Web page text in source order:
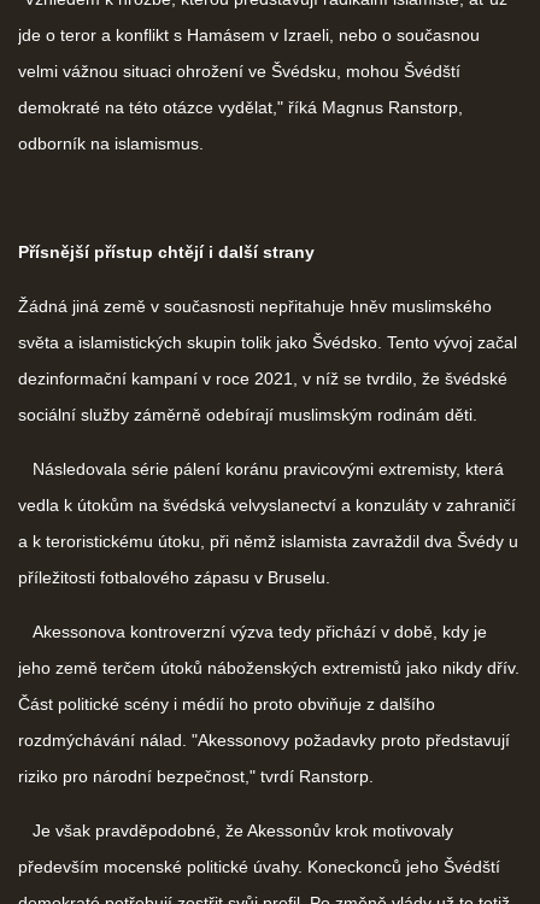
jde o teror a konflikt s Hamásem v Izraeli, nebo o současnou
velmi vážnou situaci ohrožení ve Švédsku, mohou Švédští
demokraté na této otázce vydělat," říká Magnus Ranstorp,
odborník na islamismus.
Přísnější přístup chtějí i další strany
Žádná jiná země v současnosti nepřitahuje hněv muslimského
světa a islamistických skupin tolik jako Švédsko. Tento vývoj začal
dezinformační kampaní v roce 2021, v níž se tvrdilo, že švédské
sociální služby záměrně odebírají muslimským rodinám děti.
Následovala série pálení koránu pravicovými extremisty, která
vedla k útokům na švédská velvyslanectví a konzuláty v zahraničí
a k teroristickému útoku, při němž islamista zavraždil dva Švédy u
příležitosti fotbalového zápasu v Bruselu.
Akessonova kontroverzní výzva tedy přichází v době, kdy je
jeho země terčem útoků náboženských extremistů jako nikdy dřív.
Část politické scény i médií ho proto obviňuje z dalšího
rozdmýchávání nálad. "Akessonovy požadavky proto představují
riziko pro národní bezpečnost," tvrdí Ranstorp.
Je však pravděpodobné, že Akessonův krok motivovaly
především mocenské politické úvahy. Koneckonců jeho Švédští